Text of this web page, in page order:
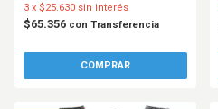
$65.356 con Transferencia
3 x $25.630 sin interés